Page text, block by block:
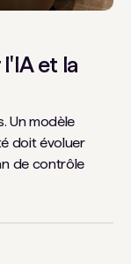
et la
Un modèle
doit évoluer
de contrôle